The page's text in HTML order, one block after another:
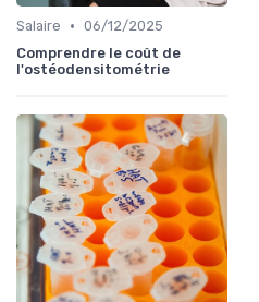
Salaire • 06/12/2025
Comprendre le coût de
l'ostéodensitométrie